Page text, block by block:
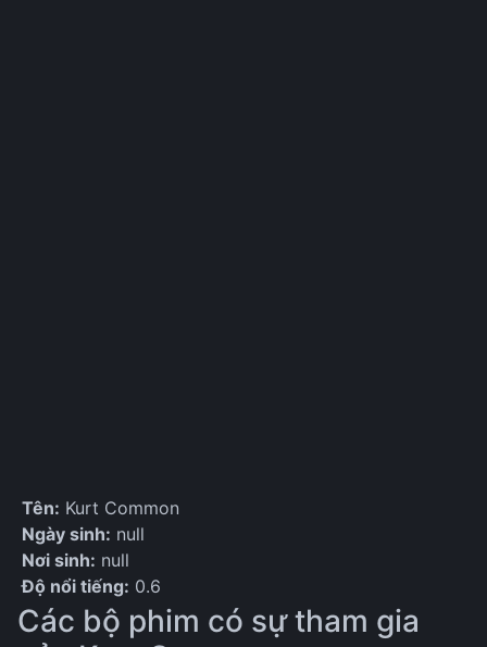
Tên: Kurt Common
Ngày sinh: null
Nơi sinh: null
Độ nổi tiếng: 0.6
Các bộ phim có sự tham gia